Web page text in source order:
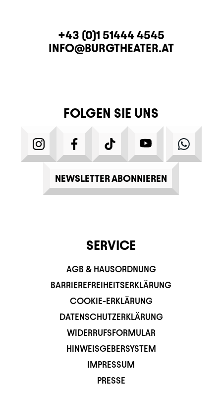
KONTAKTTELEFON
+43 (0)1 51444 4545
E-MAIL
INFO@BURGTHEATER.AT
FOLGEN SIE UNS
INSTAGRAMFACEBOOKTIKTOK YOUTUBE
NEWSLETTER ABONNIEREN
SERVICE
AGB & HAUSORDNUNG
BARRIEREFREIHEITSERKLÄRUNG
COOKIE-ERKLÄRUNG
DATENSCHUTZERKLÄRUNG
WIDERRUFSFORMULAR
HINWEISGEBERSYSTEM
IMPRESSUM
PRESSE